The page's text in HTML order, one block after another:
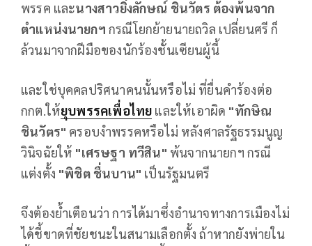
พรรค และนางสาวยิ่งลักษณ์ ชินวัตร ต้องพ้นจาก
ตำแหน่งนายกฯ กรณีโยกย้ายนายถวิล เปลี่ยนศรี ก็
ล้วนมาจากฝีมือของนักร้องชั้นเซียนผู้นี้
และใช่บุคคลปริศนาคนนั้นหรือไม่ ที่ยื่นคำร้องต่อ
กกต.ให้ยุบพรรคเพื่อไทย และให้เอาผิด "ทักษิณ
ชินวัตร" ครอบงำพรรคหรือไม่ หลังศาลรัฐธรรมนูญ
วินิจฉัยให้ "เศรษฐา ทวีสิน" พ้นจากนายกฯ กรณี
แต่งตั้ง "พิชิต ชื่นบาน" เป็นรัฐมนตรี
จึงต้องย้ำเตือนว่า การได้มาซึ่งอำนาจทางการเมืองไม่
ได้ชี้ขาดที่ชัยชนะในสนามเลือกตั้ง ถ้าหากยังพ่ายใน